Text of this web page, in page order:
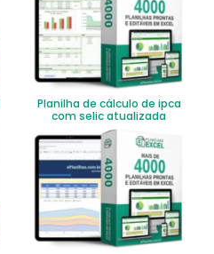
Planilha de cálculo de ipca
com selic atualizada